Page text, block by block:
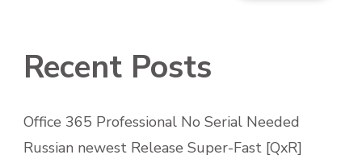
Recent Posts
Office 365 Professional No Serial Needed
Russian newest Release Super-Fast [QxR]